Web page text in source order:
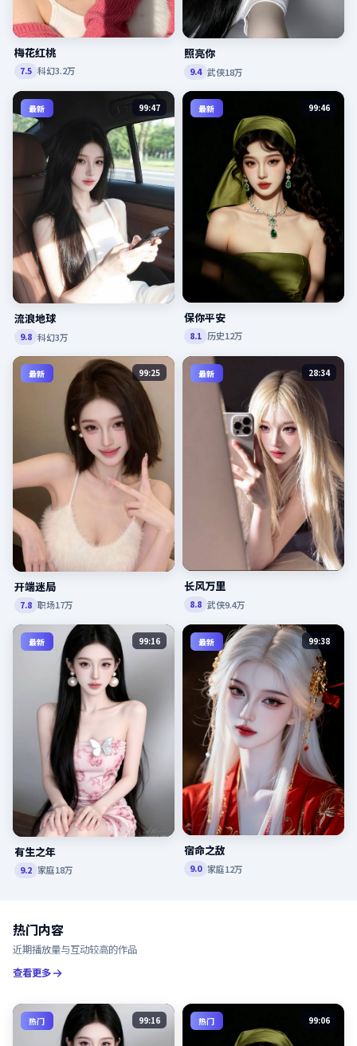
梅花红桃
7.5 科幻3.2万
照亮你
9.4 武侠18万
最新 99:47
流浪地球
9.8 科幻3万
最新 99:46
保你平安
8.1 历史12万
最新 99:25
开端迷局
7.8 职场17万
最新 28:34
长风万里
8.8 武侠9.4万
最新 99:16
有生之年
9.2 家庭18万
最新 99:38
宿命之敌
9.0 家庭12万
热门内容
近期播放量与互动较高的作品
查看更多
热门 99:16 热门 99:06